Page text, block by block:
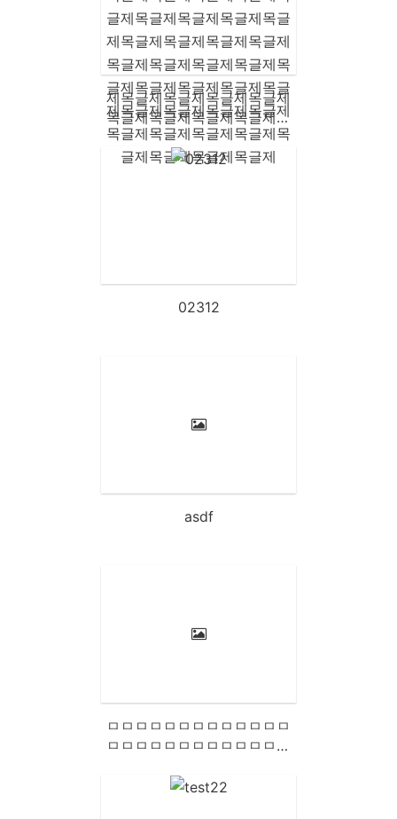
제목글제목글제목글제목글제
목글제목글제목글제목글제목
글제목글제목글제목글제목글
제목글제목글제목글제목글제
02312
asdf
ㅁㅁㅁㅁㅁㅁㅁㅁㅁㅁㅁㅁㅁ
ㅁㅁㅁㅁㅁㅁㅁㅁㅁㅁㅁㅁㅁ
ㅁㅁㅁㅁㅁㅁㅁㅁㅁㅁㅁㅁㅁ